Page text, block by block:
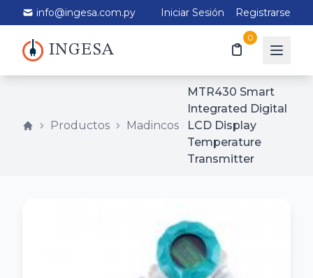
info@ingesa.com.py Iniciar Sesión Registrarse
INGESA
0
Productos Madincos
MTR430 Smart
Integrated Digital
LCD Display
Temperature
Transmitter